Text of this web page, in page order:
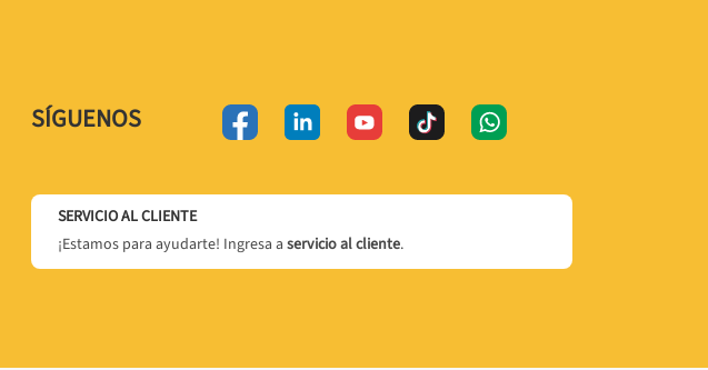
SÍGUENOS
SERVICIO AL CLIENTE
¡Estamos para ayudarte! Ingresa a servicio al cliente.